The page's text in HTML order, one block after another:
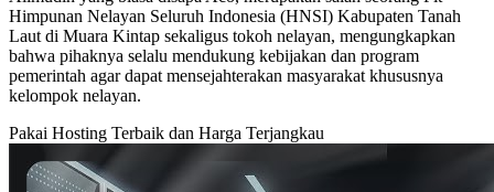
Himpunan Nelayan Seluruh Indonesia (HNSI) Kabupaten Tanah
Laut di Muara Kintap sekaligus tokoh nelayan, mengungkapkan
bahwa pihaknya selalu mendukung kebijakan dan program
pemerintah agar dapat mensejahterakan masyarakat khususnya
kelompok nelayan.
Pakai Hosting Terbaik dan Harga Terjangkau